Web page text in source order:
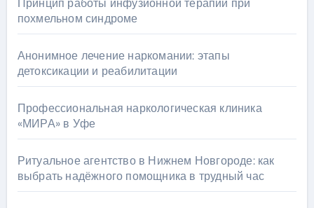
похмельном синдроме
Анонимное лечение наркомании: этапы
детоксикации и реабилитации
Профессиональная наркологическая клиника
«МИРА» в Уфе
Ритуальное агентство в Нижнем Новгороде: как
выбрать надёжного помощника в трудный час